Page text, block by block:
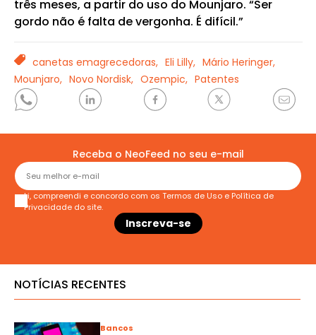
três meses, a partir do uso do Mounjaro. “Ser
gordo não é falta de vergonha. É difícil.”
TAGScanetas emagrecedoras, Eli Lilly, Mário Heringer,
Mounjaro, Novo Nordisk, Ozempic, Patentes
Receba o NeoFeed no seu e-mail
Li, compreendi e concordo com os Termos de Uso e Política de
Privacidade do site.
NOTÍCIAS RECENTES
Bancos